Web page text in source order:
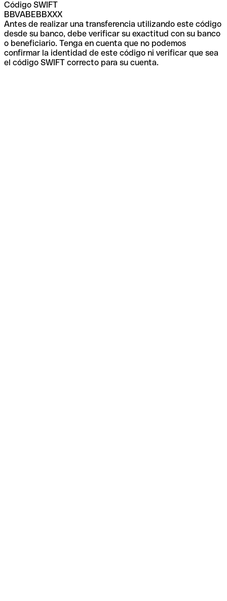
Código SWIFT
BBVABEBBXXX
Antes de realizar una transferencia utilizando este código
desde su banco, debe verificar su exactitud con su banco
o beneficiario. Tenga en cuenta que no podemos
confirmar la identidad de este código ni verificar que sea
el código SWIFT correcto para su cuenta.